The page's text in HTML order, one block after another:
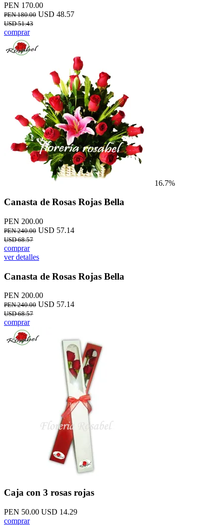
PEN 170.00
PEN 180.00 USD 48.57
USD 51.43
comprar
16.7%
Canasta de Rosas Rojas Bella
PEN 200.00
PEN 240.00 USD 57.14
USD 68.57
comprar
ver detalles
Canasta de Rosas Rojas Bella
PEN 200.00
PEN 240.00 USD 57.14
USD 68.57
comprar
Caja con 3 rosas rojas
PEN 50.00 USD 14.29
comprar